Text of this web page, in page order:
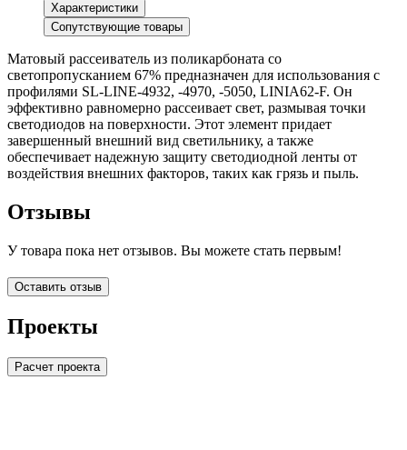
Характеристики
Сопутствующие товары
Матовый рассеиватель из поликарбоната со
светопропусканием 67% предназначен для использования с
профилями SL-LINE-4932, -4970, -5050, LINIA62-F. Он
эффективно равномерно рассеивает свет, размывая точки
светодиодов на поверхности. Этот элемент придает
завершенный внешний вид светильнику, а также
обеспечивает надежную защиту светодиодной ленты от
воздействия внешних факторов, таких как грязь и пыль.
Отзывы
У товара пока нет отзывов. Вы можете стать первым!
Оставить отзыв
Проекты
Расчет проекта